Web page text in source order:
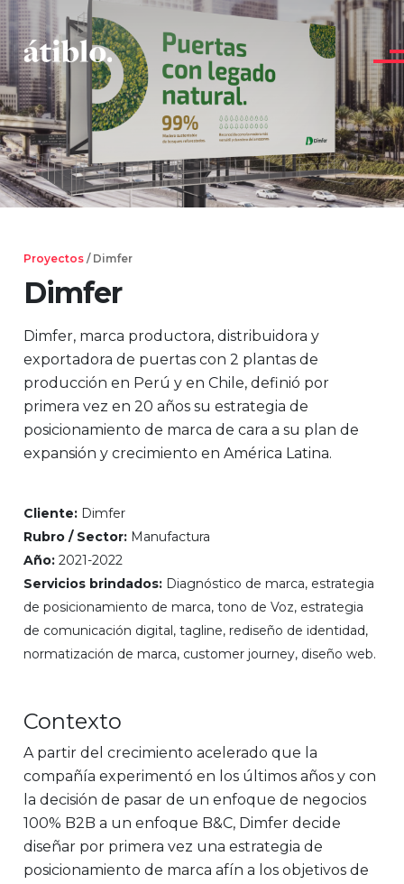
Main Navigation
Proyectos / Dimfer
Dimfer
Dimfer, marca productora, distribuidora y
exportadora de puertas con 2 plantas de
producción en Perú y en Chile, definió por
primera vez en 20 años su estrategia de
posicionamiento de marca de cara a su plan de
expansión y crecimiento en América Latina.
Cliente: Dimfer
Rubro / Sector: Manufactura
Año: 2021-2022
Servicios brindados: Diagnóstico de marca, estrategia
de posicionamiento de marca, tono de Voz, estrategia
de comunicación digital, tagline, rediseño de identidad,
normatización de marca, customer journey, diseño web.
Contexto
A partir del crecimiento acelerado que la
compañía experimentó en los últimos años y con
la decisión de pasar de un enfoque de negocios
100% B2B a un enfoque B&C, Dimfer decide
diseñar por primera vez una estrategia de
posicionamiento de marca afín a los objetivos de